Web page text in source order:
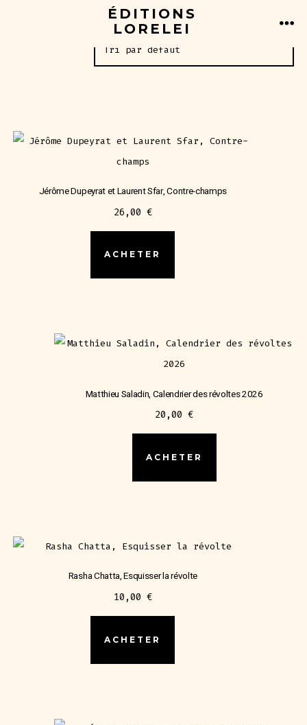
ÉDITIONS
LORELEI
17 résultats affichés
Jérôme Dupeyrat et Laurent Sfar, Contre-champs
26,00 €
ACHETER
Matthieu Saladin, Calendrier des révoltes 2026
20,00€
ACHETER
Rasha Chatta, Esquisser la révolte
10,00 €
ACHETER